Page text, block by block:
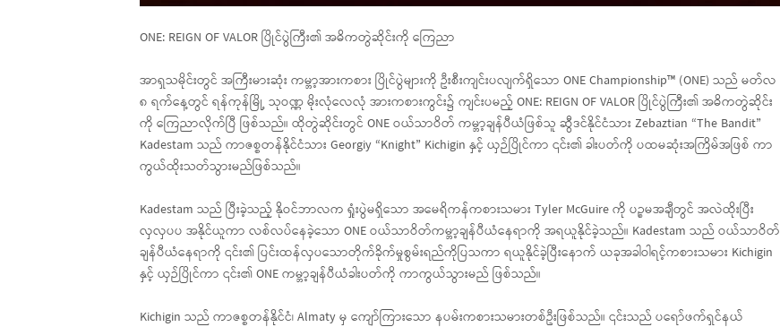
ONE: REIGN OF VALOR ပြိုင်ပွဲကြီး၏ အဓိကတွဲဆိုင်းကို ကြေညာ
အာရှသမိုင်းတွင် အကြီးမားဆုံး ကမ္ဘာ့အားကစား ပြိုင်ပွဲများကို ဦးစီးကျင်းပလျက်ရှိသော ONE Championship™ (ONE) သည် မတ်လ
၈ ရက်နေ့တွင် ရန်ကုန်မြို့ သုဝဏ္ဏ မိုးလုံလေလုံ အားကစားကွင်း၌ ကျင်းပမည့် ONE: REIGN OF VALOR ပြိုင်ပွဲကြီး၏ အဓိကတွဲဆိုင်း
ကို ကြေညာလိုက်ပြီ ဖြစ်သည်။ ထိုတွဲဆိုင်းတွင် ONE ဝယ်သာဝိတ် ကမ္ဘာ့ချန်ပီယံဖြစ်သူ ဆွီဒင်နိုင်ငံသား Zebaztian “The Bandit”
Kadestam သည် ကာဇစ္စတန်နိုင်ငံသား Georgiy “Knight” Kichigin နှင့် ယှဉ်ပြိုင်ကာ ၎င်း၏ ခါးပတ်ကို ပထမဆုံးအကြိမ်အဖြစ် ကာ
ကွယ်ထိုးသတ်သွားမည်ဖြစ်သည်။
Kadestam သည် ပြီးခဲ့သည့် နိုဝင်ဘာလက ရှုံးပွဲမရှိသော အမေရိကန်ကစားသမား Tyler McGuire ကို ပဉ္စမအချီတွင် အလဲထိုးပြီး
လှလှပပ အနိုင်ယူကာ လစ်လပ်နေခဲ့သော ONE ဝယ်သာဝိတ်ကမ္ဘာ့ချန်ပီယံနေရာကို အရယူနိုင်ခဲ့သည်။ Kadestam သည် ဝယ်သာဝိတ်
ချန်ပီယံနေရာကို ၎င်း၏ ပြင်းထန်လှပသောတိုက်ခိုက်မှုစွမ်းရည်ကိုပြသကာ ရယူနိုင်ခဲ့ပြီးနောက် ယခုအခါဝါရင့်ကစားသမား Kichigin
နှင့် ယှဉ်ပြိုင်ကာ ၎င်း၏ ONE ကမ္ဘာ့ချန်ပီယံခါးပတ်ကို ကာကွယ်သွားမည် ဖြစ်သည်။
Kichigin သည် ကာဇစ္စတန်နိုင်ငံ၊ Almaty မှ ကျော်ကြားသော နပမ်းကစားသမားတစ်ဦးဖြစ်သည်။ ၎င်းသည် ပရော်ဖက်ရှင်နယ်